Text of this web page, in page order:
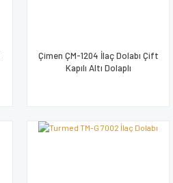
Çimen ÇM-1204 İlaç Dolabı Çift
Kapılı Altı Dolaplı